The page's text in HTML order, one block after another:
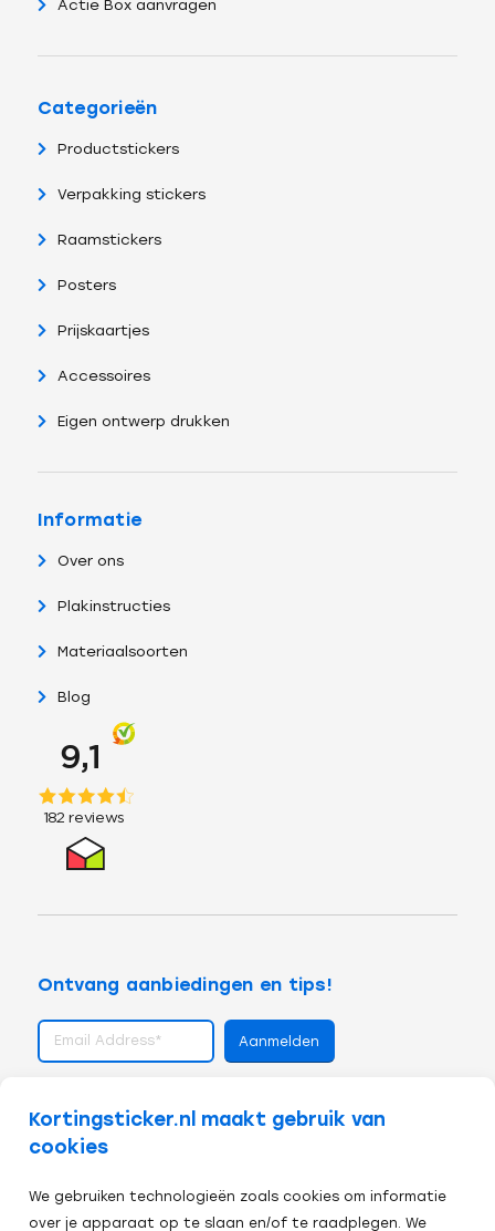
Kortingsticker.nl maakt gebruik van
cookies
We gebruiken technologieën zoals cookies om informatie
over je apparaat op te slaan en/of te raadplegen. We
Actie Box aanvragen
Categorieën
Productstickers
Verpakking stickers
Raamstickers
Posters
Prijskaartjes
Accessoires
Eigen ontwerp drukken
Informatie
Over ons
Plakinstructies
Materiaalsoorten
Blog
Ontvang aanbiedingen en tips!